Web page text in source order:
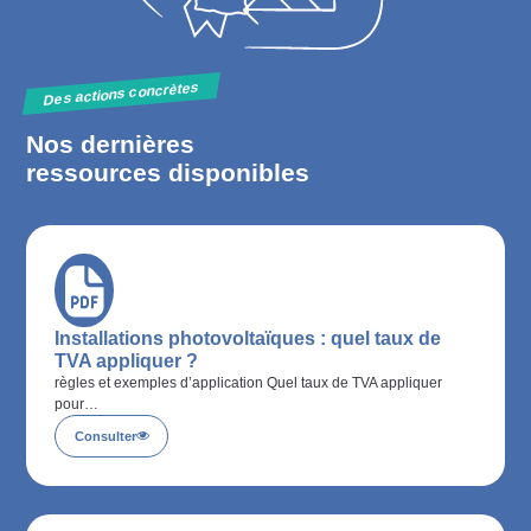
Des actions concrètes
Nos dernières
ressources disponibles
Installations photovoltaïques : quel taux de
TVA appliquer ?
règles et exemples d’application Quel taux de TVA appliquer
pour…
Consulter